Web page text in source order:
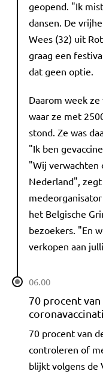
geopend. "Ik
dansen. De
Wees (32) uit
graag een
dat geen optie.
Daarom week
waar ze met
stond. Ze was
"Ik ben
"Wij verwachten
Nederland",
het Belgische
bezoekers. "En
verkopen aan
06.00
70 procent
70 procent van
controleren of
blijkt volgens de